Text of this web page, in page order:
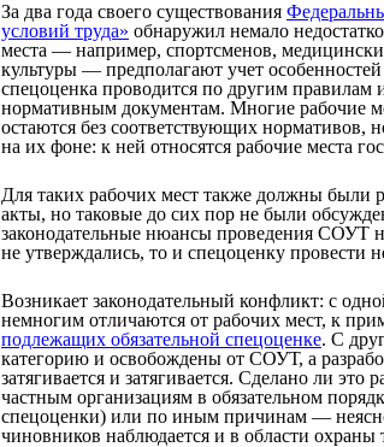
За два года своего существования
условий труда» обнаружил немало
места — например, спортсменов,
культуры — предполагают учет
спецоценка проводится по другим правилам
нормативным документам. Многие рабочие
остаются без соответствующих нормативов,
на их фоне: к ней относятся рабочие места
Для таких рабочих мест также должны были
акты, но таковые до сих пор не были
законодательные нюансы проведения СОУТ
не утверждались, то и спецоценку провести
Возникает законодательный конфликт: с
немногим отличаются от рабочих мест, к
подлежащих обязательной спецоценке. С
категорию и освобождены от СОУТ, а
затягивается и затягивается. Сделано ли
частным организациям в обязательном
спецоценки) или по иным причинам —
чиновников наблюдается и в области охраны